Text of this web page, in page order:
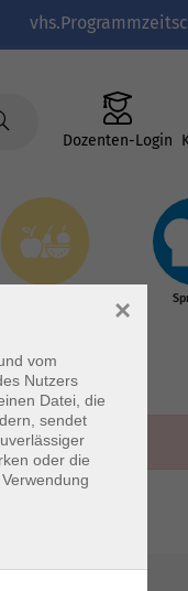
Dozenten-Login
vom
Nutzers
Datei, die
sendet
oder die
×